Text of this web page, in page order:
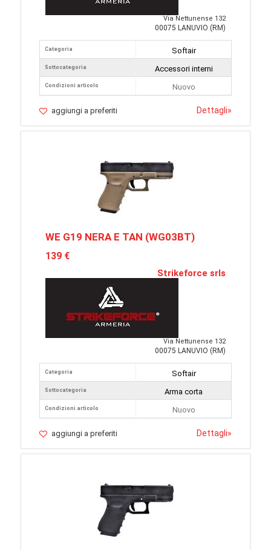
Via Nettunense 132
00075 LANUVIO (RM)
Categoria
Sottocategoria
Condizioni articolo
Softair
Accessori interni
Nuovo
aggiungi a preferiti Dettagli»
WE G19 NERA E TAN (WG03BT)
139 €
Strikeforce srls
Via Nettunense 132
00075 LANUVIO (RM)
Categoria
Sottocategoria
Condizioni articolo
Softair
Arma corta
Nuovo
aggiungi a preferiti Dettagli»